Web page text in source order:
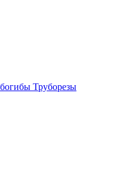
Труборезы